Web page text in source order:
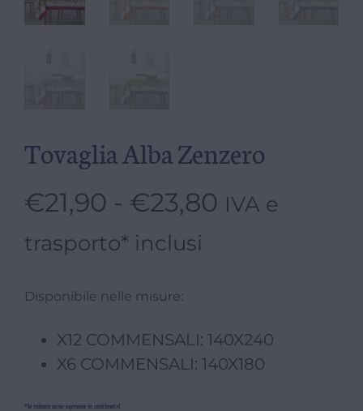
Tovaglia Alba Zenzero
€21,90 - €23,80 IVA e
trasporto* inclusi
Disponibile nelle misure:
X12 COMMENSALI: 140X240
X6 COMMENSALI: 140X180
*le misure sono espresse in centimetri